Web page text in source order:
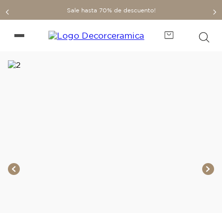
Sale hasta 70% de descuento!